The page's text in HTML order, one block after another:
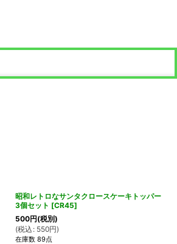
昭和レトロなサンタクロースケーキトッパー
3個セット [CR45]
500円(税別)
(税込 : 550円)
在庫数 89点